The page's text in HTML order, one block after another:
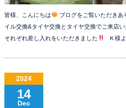
皆様、こんにちは ブログをご覧いただきあ
イル交換&タイヤ交換とタイヤ交換でご来
それぞれ差し入れをいただきました
Ｋ様
2024
14
Dec